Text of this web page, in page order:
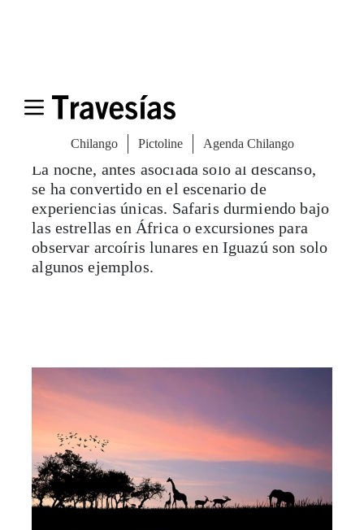
5. Nocturismo: la magia de la noche
La noche, antes asociada solo al descanso,
se ha convertido en el escenario de
experiencias únicas. Safaris durmiendo bajo
las estrellas en África o excursiones para
observar arcoíris lunares en Iguazú son solo
algunos ejemplos.